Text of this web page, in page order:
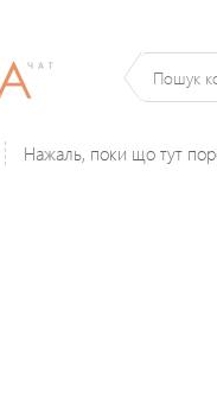
Нажаль, поки що тут